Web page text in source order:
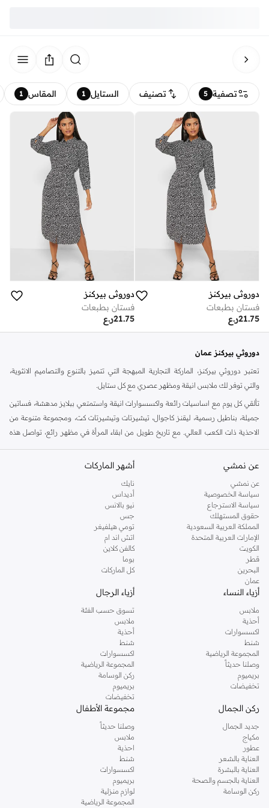
تصفية 5 تصنيف الستايل 1 المقاس 1
دوروثي بيركنز
فستان بطبعات
ر.ع21.75
دوروثي بيركنز
فستان بطبعات
ر.ع21.75
دوروثي بيركنز عمان
تعتبر دوروثي بيركنز، الماركة التجارية المبهجة التي تتميز بالتنوع والتصاميم الانثوية،
والتي توفر لك ملابس انيقة ومظهر عصري مع كل ستايل.
تألقي كل يوم مع اساسيات رائعة واكسسوارات انيقة واستمتعي ببلايز مدهشة، فساتين
جميلة، بناطيل رسمية، ليقنز كاجوال، تيشيرتات وتيشيرتات كت، ومجموعة متنوعة من
الاحذية ذات الكعب العالي. مع تاريخ طويل من ابقاء المرأة في مظهر رائع، تواصل هذه
كنت تقومين بتجديد خزانة ملابسك الملائمة للعمل، البحث عن فستان مثالي للحفلات او
اليه.
تسوقي دوروثي بيركنز اون لاين مسقط
تسوقي دوروثي بيركنز اون لاين من نمشي واستمتعي باكثر من الف ستايل من مجموعة
دوروثي بيركنز الشهيرة. تصفحي المجموعة كاملة في متجر دوروثي بيركنز اون لاين او
استخدمي القائمة لتحديد تجربة تسوق دوروثي بيركنز اون لاين. خدمة التوصيل السريعة
والدعم الاستثنائي يضمن لك تجربة تسوق ممتعة دائما مع نمشي.
عن نمشي
عن نمشي
سياسة الخصوصية
سياسة الاسترجاع
حقوق المستهلك
المملكة العربية السعودية
الإمارات العربية المتحدة
الكويت
قطر
البحرين
عمان
أشهر الماركات
نايك
أديداس
نيو بالانس
جس
تومي هيلفيغر
اتش اند ام
كالفن كلاين
بوما
كل الماركات
أزياء النساء
ملابس
أحذية
اكسسوارات
شنط
المجموعة الرياضية
وصلنا حديثاً
بريميوم
تخفيضات
أزياء الرجال
تسوق حسب الفئة
ملابس
أحذية
شنط
اكسسوارات
المجموعة الرياضية
ركن الوسامة
بريميوم
تخفيضات
ركن الجمال
جديد الجمال
مكياج
عطور
العناية بالشعر
العناية بالبشرة
العناية بالجسم والصحة
ركن الوسامة
مجموعة الأطفال
وصلنا حديثاً
ملابس
احذية
شنط
اكسسوارات
بريميوم
لوازم منزلية
المجموعة الرياضية